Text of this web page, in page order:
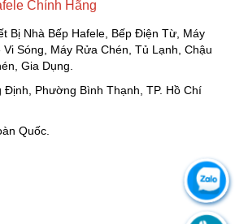
Chính Hãng
Bị Nhà Bếp Hafele, Bếp Điện Từ, Máy
Sóng, Máy Rửa Chén, Tủ Lạnh, Chậu
Gia Dụng.
Định, Phường Bình Thạnh, TP. Hồ Chí
Quốc.